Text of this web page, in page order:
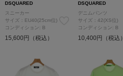
DSQUARED
スニーカー
サイズ：EU40(25cm位)
コンディション: B
15,600円（税込）
DSQUARED
デニムパンツ
サイズ：42(XS位)
コンディション: B
10,400円（税込）